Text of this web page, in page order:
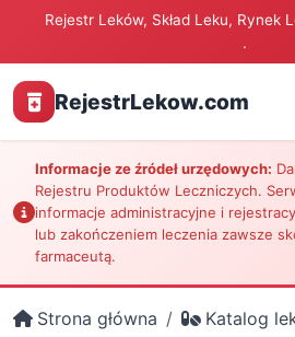
Rejestr Leków, Skład Leku, Rynek
.
RejestrLekow.com
Informacje ze źródeł urzędowych:
Rejestru Produktów Leczniczych.
informacje administracyjne i
lub zakończeniem leczenia zawsze
farmaceutą.
Strona główna Katalog